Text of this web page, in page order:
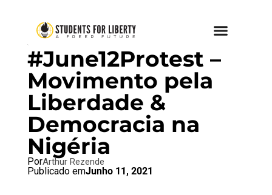
SFL BLOG
#June12Protest –
Movimento pela
Liberdade &
Democracia na
Nigéria
PorArthur Rezende
Publicado emJunho 11, 2021